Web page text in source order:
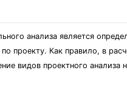
анализа является
проекту. Как правило, в
видов проектного